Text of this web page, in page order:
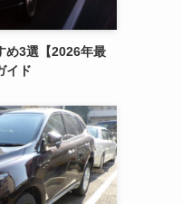
め3選【2026年最
イド